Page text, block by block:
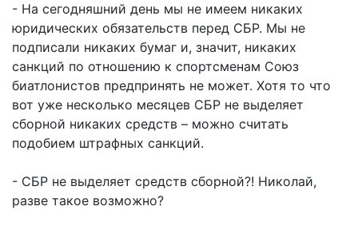
- На сегодняшний день мы не имеем никаких
юридических обязательств перед СБР. Мы не
подписали никаких бумаг и, значит, никаких
санкций по отношению к спортсменам Союз
биатлонистов предпринять не может. Хотя то что
вот уже несколько месяцев СБР не выделяет
сборной никаких средств – можно считать
подобием штрафных санкций.
- СБР не выделяет средств сборной?! Николай,
разве такое возможно?